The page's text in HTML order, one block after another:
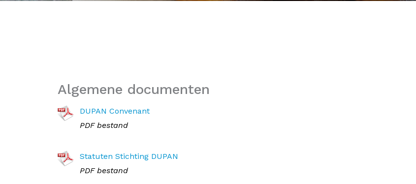
Algemene documenten
DUPAN Convenant
PDF bestand
Statuten Stichting DUPAN
PDF bestand